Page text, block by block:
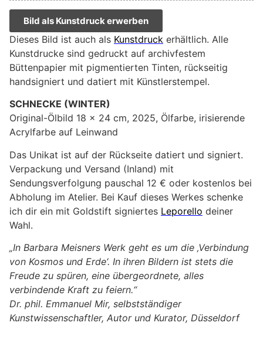
Bild als Kunstdruck erwerben
Dieses Bild ist auch als Kunstdruck erhältlich. Alle
Kunstdrucke sind gedruckt auf archivfestem
Büttenpapier mit pigmentierten Tinten, rückseitig
handsigniert und datiert mit Künstlerstempel.
SCHNECKE (WINTER)
Original-Ölbild 18 x 24 cm, 2025, Ölfarbe, irisierende
Acrylfarbe auf Leinwand
Das Unikat ist auf der Rückseite datiert und signiert.
Verpackung und Versand (Inland) mit
Sendungsverfolgung pauschal 12 € oder kostenlos bei
Abholung im Atelier. Bei Kauf dieses Werkes schenke
ich dir ein mit Goldstift signiertes Leporello deiner
Wahl.
„In Barbara Meisners Werk geht es um die ‚Verbindung
von Kosmos und Erde‘. In ihren Bildern ist stets die
Freude zu spüren, eine übergeordnete, alles
verbindende Kraft zu feiern.“
Dr. phil. Emmanuel Mir, selbstständiger
Kunstwissenschaftler, Autor und Kurator, Düsseldorf